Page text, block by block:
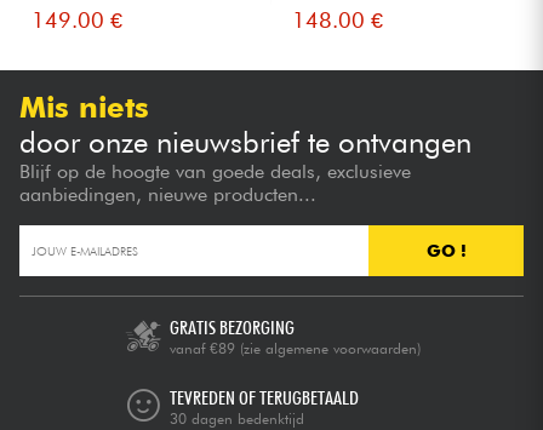
149.00 € 148.00 €
Mis niets
door onze nieuwsbrief te ontvangen
Blijf op de hoogte van goede deals, exclusieve
aanbiedingen, nieuwe producten...
GO !
GRATIS BEZORGING
vanaf €89 (zie algemene voorwaarden)
TEVREDEN OF TERUGBETAALD
30 dagen bedenktijd